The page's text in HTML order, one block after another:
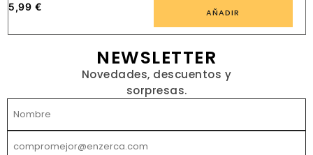
5,99 € AÑADIR
NEWSLETTER
Novedades, descuentos y
sorpresas.